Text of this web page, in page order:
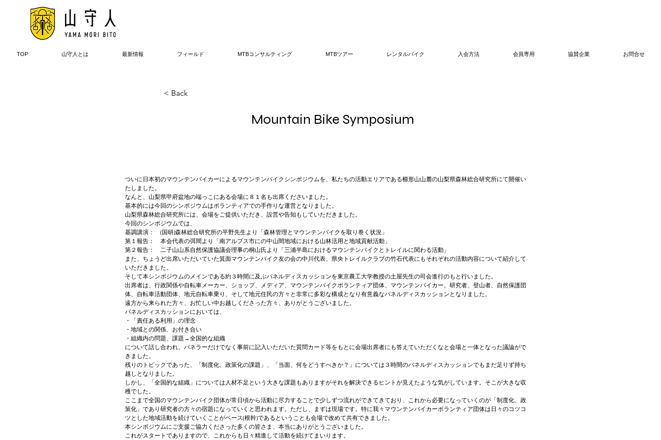
TOP 山守人とは 最新情報 フィールド MTBコンサルティング MTBツアー レンタルバイク 入会方法 会員専用 協賛企業 お問合せ
< Back
Mountain Bike Symposium
ついに日本初のマウンテンバイカーによるマウンテンバイクシンポジウムを、私たちの活動エリアである櫛形山山麓の山梨県森林総合研究所にて開催い
たしました。
なんと、山梨県甲府盆地の端っこにある会場に８１名も出席くださいました。
基本的には今回のシンポジウムはボランティアでの手作りな運営となりました。
山梨県森林総合研究所には、会場をご提供いただき、設営や告知もしていただきました。
今回のシンポジウムでは、
基調講演：　(国研)森林総合研究所の平野先生より「森林管理とマウンテンバイクを取り巻く状況」
第１報告：　本会代表の弭間より「南アルプス市にの中山間地域における山林活用と地域貢献活動」
第２報告：　二子山山系自然保護協議会理事の桐山氏より「三浦半島におけるマウンテンバイクとトレイルに関わる活動」
また、ちょうど出席いただいていた箕面マウンテンバイク友の会の中川代表、県央トレイルクラブの竹石代表にもそれぞれの活動内容について紹介して
いただきました。
そして本シンポジウムのメインである約３時間に及ぶパネルディスカッションを東京農工大学教授の土屋先生の司会進行のもと行いました。
出席者は、行政関係や自転車メーカー、ショップ、メディア、マウンテンバイクボランティア団体、マウンテンバイカー、研究者、登山者、自然保護団
体、自転車活動団体、地元自転車乗り、そして地元住民の方々と非常に多彩な構成となり有意義なパネルディスカッションとなりました。
遠方から来られた方々、お忙しい中お越しくださった方々、ありがとうございました。
パネルディスカッションにおいては、
・「責任ある利用」の理念
・地域との関係、お付き合い
・組織内の問題、課題→全国的な組織
について話し合われ、パネラーだけでなく事前に記入いただいた質問カード等をもとに会場出席者にも答えていただくなと会場と一体となった議論がで
きました。
残りのトピックであった、「制度化、政策化の課題」、「当面、何をどうすべきか？」については３時間のパネルディスカッションでもまだ足りず持ち
越しとなりました。
しかし、「全国的な組織」については人材不足という大きな課題もありますがそれを解決できるヒントが見えたような気がしています。そこが大きな収
穫でした。
ここまで全国のマウンテンバイク団体が常日頃から活動に尽力することで少しずつ流れができてきており、これから必要になっていくのが「制度化、政
策化」であり研究者の方々の宿題になっていくと思われます。ただし、まずは現場です。特に我々マウンテンバイカーボランティア団体は日々のコツコ
ツとした地域活動を続けていくことがベース(根幹)であるということも会場で改めて共有できました。
本シンポジウムにご支援ご協力くださった多くの皆さま、本当にありがとうございました。
これがスタートでありますので、これからも日々精進して活動を続けてまいります。